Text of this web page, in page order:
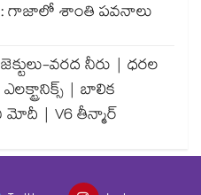
: గాజాలో శాంతి పవనాలు
వరద నీరు | ధరల
| బాలిక
మోదీ | V6 తీన్మార్